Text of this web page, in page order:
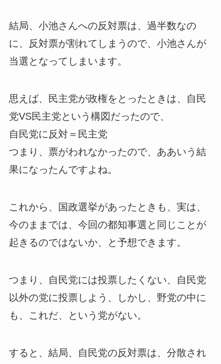
結局、小池さんへの反対票は、過半数なの
に、反対票が割れてしまうので、小池さんが
当選となってしまいます。
思えば、民主党が政権をとったときは、自民
党VS民主党という構図だったので、
自民党に反対＝民主党
つまり、票がわれなかったので、ああいう結
果になったんですよね。
これから、国政選挙があったときも、実は、
今のままでは、今回の都知事選と同じことが
起きるのではないか、と予想できます。
つまり、自民党には投票したくない、自民党
以外の党に投票しよう、しかし、野党の中に
も、これだ、という党がない。
すると、結局、自民党の反対票は、分散され